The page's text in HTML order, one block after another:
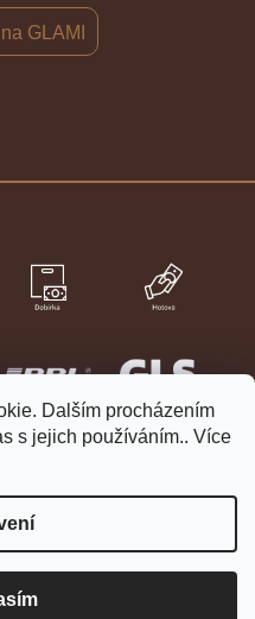
Dalším procházením
s jejich používáním.. Více
GLAMI
Shoptet
a šperky